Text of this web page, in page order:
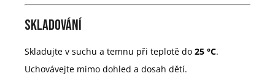
Skladování
Skladujte v suchu a temnu při teplotě do 25 °C.
Uchovávejte mimo dohled a dosah dětí.